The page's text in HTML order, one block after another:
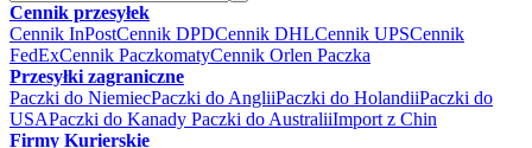
Cennik przesyłek
Cennik InPostCennik DPDCennik DHLCennik UPSCennik
FedExCennik PaczkomatyCennik Orlen Paczka
Przesyłki zagraniczne
Paczki do NiemiecPaczki do AngliiPaczki do HolandiiPaczki do
USAPaczki do Kanady Paczki do AustraliiImport z Chin
Firmy Kurierskie